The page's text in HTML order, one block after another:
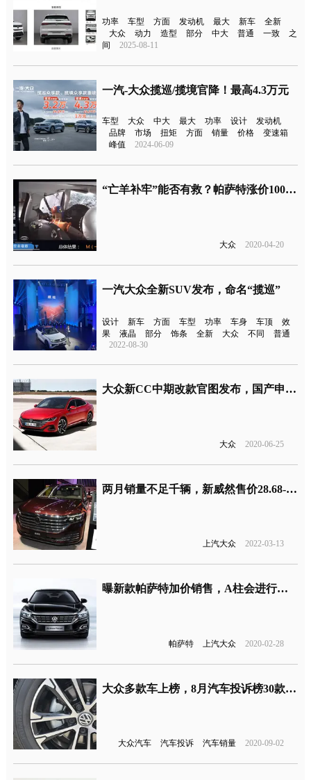
功率 车型 方面 发动机 最大 新车
全新
大众
动力 造型 部分 中大 普通 一致
之
间
2025-08-11
一汽-大众揽巡/揽境官降！最高4.3万元
车型 大众 中大 最大 功率 设计
发动机
品牌
市场 扭矩 方面 销量 价格
变速箱
峰值
2024-06-09
“亡羊补牢”能否有救？帕萨特涨价1000元增头部气帘
大众 2020-04-20
一汽大众全新SUV发布，命名“揽巡”
设计 新车 方面 车型 功率 车身 车顶
效
果
液晶 部分 饰条 全新 大众 不同
普通
2022-08-30
大众新CC中期改款官图发布，国产申报图已跟上
大众 2020-06-25
两月销量不足千辆，新威然售价28.68-39.98万元
上汽大众 2022-03-13
曝新款帕萨特加价销售，A柱会进行原厂加强？
帕萨特 上汽大众 2020-02-28
大众多款车上榜，8月汽车投诉榜30款车型名单
大众汽车 汽车投诉 汽车销量 2020-09-02